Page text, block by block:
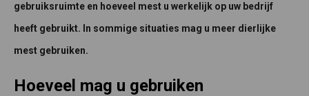
gebruiksruimte en hoeveel mest u werkelijk op uw bedrijf
heeft gebruikt. In sommige situaties mag u meer dierlijke
mest gebruiken.
Hoeveel mag u gebruiken